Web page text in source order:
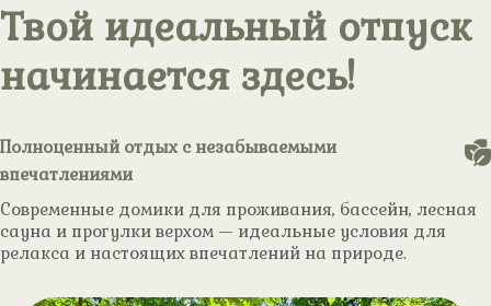
Твой идеальный отпуск
начинается здесь!
Полноценный отдых с незабываемыми
впечатлениями
Современные домики для проживания, бассейн, лесная
сауна и прогулки верхом — идеальные условия для
релакса и настоящих впечатлений на природе.